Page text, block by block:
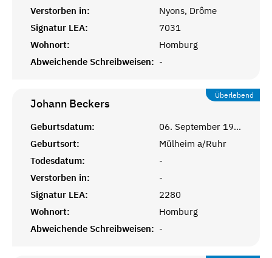
Verstorben in:
Nyons, Drôme
Signatur LEA:
7031
Wohnort:
Homburg
Abweichende Schreibweisen: -
Überlebend
Johann Beckers
Geburtsdatum:
06. September 1907
Geburtsort:
Mülheim a/Ruhr
Todesdatum:
-
Verstorben in:
-
Signatur LEA:
2280
Wohnort:
Homburg
Abweichende Schreibweisen: -